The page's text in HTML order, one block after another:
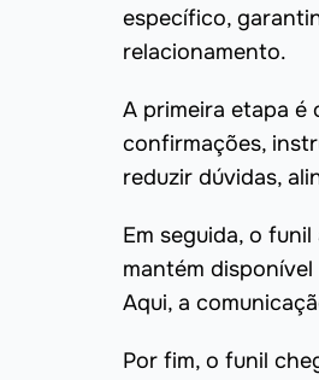
específico,
relacionamento.
A primeira etapa é
confirmações,
reduzir dúvidas,
Em seguida, o
mantém
Aqui, a
Por fim, o funil